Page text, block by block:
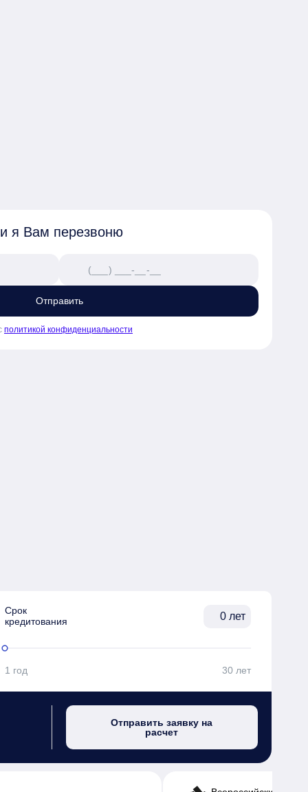
гостей с детской зоной
с высоким показателем
я Вам перезвоню
Отправить
политикой конфиденциальности
Срок
кредитования
лет
1 год 30 лет
Отправить заявку на
расчет